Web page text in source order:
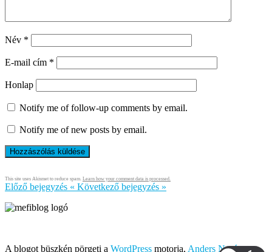
Név *
E-mail cím *
Honlap
Notify me of follow-up comments by email.
Notify me of new posts by email.
This site uses Akismet to reduce spam. Learn how your comment data is processed.
Előző bejegyzés « Következő bejegyzés »
A blogot büszkén pörgeti a WordPress motorja, Anders Norén